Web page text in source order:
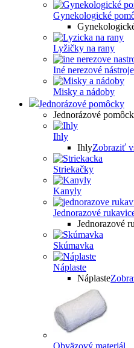
Gynekologické
Lyžičky na rany
Iné nerezové nástroje
Misky a nádoby
Jednorázové pomôcky
Jednorázové
Ihly
IhlyZobraziť
Striekačky
Kanyly
Jednorazové
Jednorazové
Skúmavka
Náplaste
Náplaste
Obväzový materiál